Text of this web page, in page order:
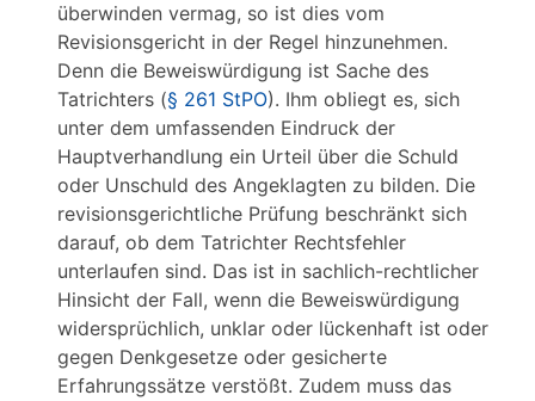
überwinden vermag, so ist dies vom
Revisionsgericht in der Regel hinzunehmen.
Denn die Beweiswürdigung ist Sache des
Tatrichters (§ 261 StPO). Ihm obliegt es, sich
unter dem umfassenden Eindruck der
Hauptverhandlung ein Urteil über die Schuld
oder Unschuld des Angeklagten zu bilden. Die
revisionsgerichtliche Prüfung beschränkt sich
darauf, ob dem Tatrichter Rechtsfehler
unterlaufen sind. Das ist in sachlich-rechtlicher
Hinsicht der Fall, wenn die Beweiswürdigung
widersprüchlich, unklar oder lückenhaft ist oder
gegen Denkgesetze oder gesicherte
Erfahrungssätze verstößt. Zudem muss das